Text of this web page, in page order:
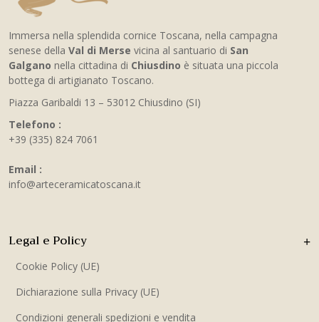
Immersa nella splendida cornice Toscana, nella campagna
senese della Val di Merse vicina al santuario di San
Galgano nella cittadina di Chiusdino è situata una piccola
bottega di artigianato Toscano.
Piazza Garibaldi 13 – 53012 Chiusdino (SI)
Telefono :
+39 (335) 824 7061
Email :
info@arteceramicatoscana.it
Legal e Policy
Cookie Policy (UE)
Dichiarazione sulla Privacy (UE)
Condizioni generali spedizioni e vendita